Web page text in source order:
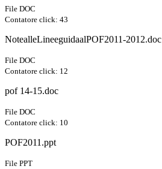
File DOC
Contatore click: 43
NotealleLineeguidaalPOF2011-2012.doc
File DOC
Contatore click: 12
pof 14-15.doc
File DOC
Contatore click: 10
POF2011.ppt
File PPT